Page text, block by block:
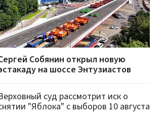
Собянин открыл новую
на шоссе Энтузиастов
суд рассмотрит иск о
"Яблока" с выборов 10 августа